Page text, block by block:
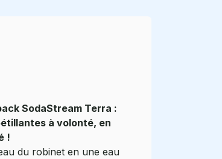
SodaStream Terra :
à volonté, en
!
du robinet en une eau